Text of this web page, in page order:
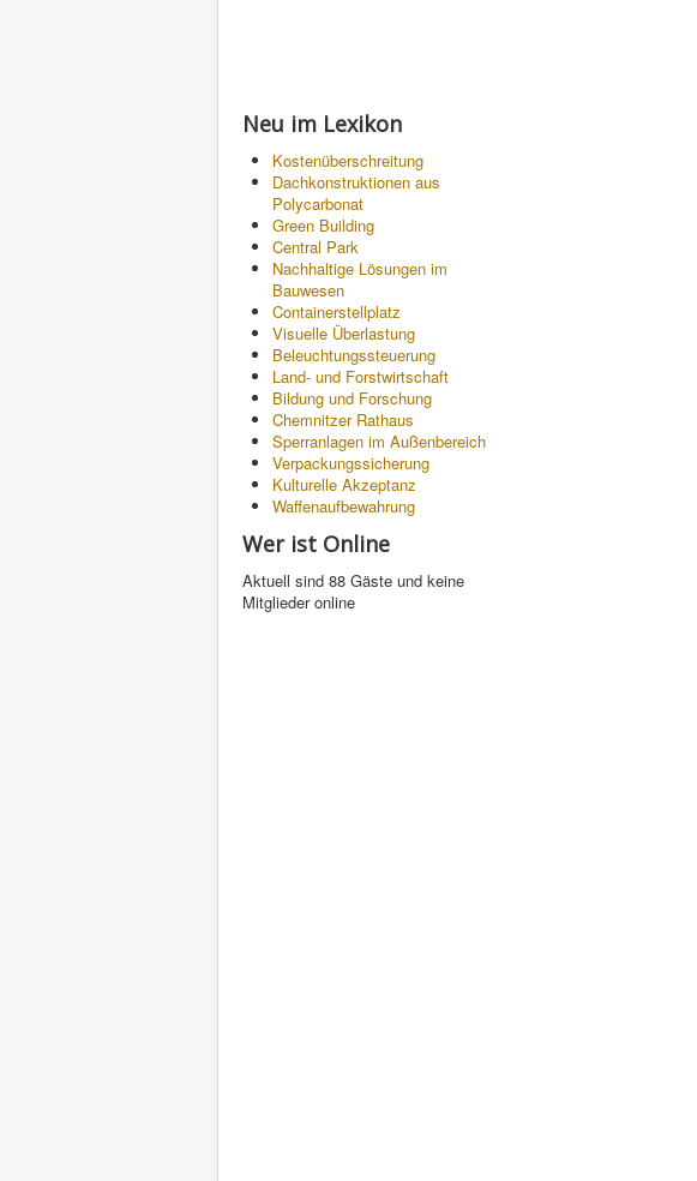
Neu im Lexikon
Kostenüberschreitung
Dachkonstruktionen aus
Polycarbonat
Green Building
Central Park
Nachhaltige Lösungen im
Bauwesen
Containerstellplatz
Visuelle Überlastung
Beleuchtungssteuerung
Land- und Forstwirtschaft
Bildung und Forschung
Chemnitzer Rathaus
Sperranlagen im Außenbereich
Verpackungssicherung
Kulturelle Akzeptanz
Waffenaufbewahrung
Wer ist Online
Aktuell sind 88 Gäste und keine
Mitglieder online